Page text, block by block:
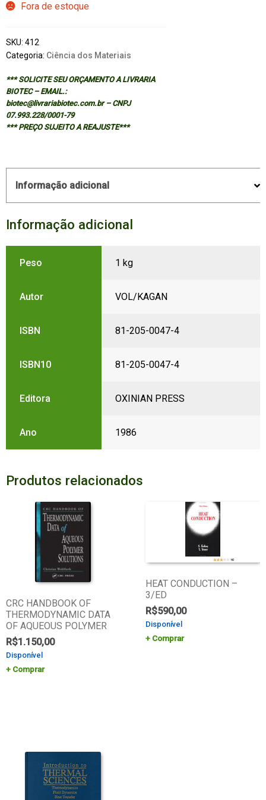
Fora de estoque
SKU: 412
Categoria: Ciência dos Materiais
*** SOLICITE SEU ORÇAMENTO A LIVRARIA
BIOTEC – EMAIL.:
biotec@livrariabiotec.com.br – CNPJ
07.993.228/0001-79
*** PREÇO SUJEITO A REAJUSTE***
Informação adicional
Informação adicional
Peso 1 kg
Autor VOL/KAGAN
ISBN 81-205-0047-4
ISBN10 81-205-0047-4
Editora OXINIAN PRESS
Ano 1986
Produtos relacionados
CRC HANDBOOK OF
THERMODYNAMIC DATA
OF AQUEOUS POLYMER
R$1.150,00
Disponível
Comprar
HEAT CONDUCTION –
3/ED
R$590,00
Disponível
Comprar